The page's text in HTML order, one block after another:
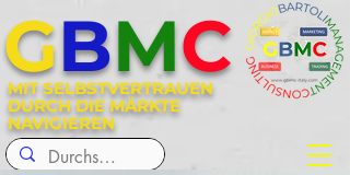
MIT SELBSTVERTRAUEN
DURCH DIE MÄRKTE
NAVIGIEREN
GBMC